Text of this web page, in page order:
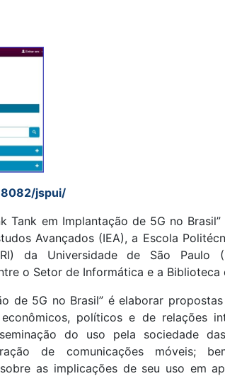
jspui/
Tank em Implantação de 5G no
Avançados (IEA), a Escola
da Universidade de São Paulo
o Setor de Informática e a Biblioteca
de 5G no Brasil” é elaborar
políticos e de relações
do uso pela sociedade
de comunicações móveis;
as implicações de seu uso em